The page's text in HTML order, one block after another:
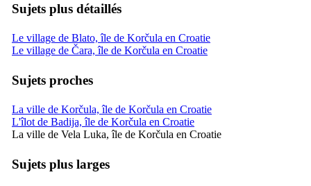
Sujets plus détaillés
Le village de Blato, île de Korčula en Croatie
Le village de Čara, île de Korčula en Croatie
Sujets proches
La ville de Korčula, île de Korčula en Croatie
L'îlot de Badija, île de Korčula en Croatie
La ville de Vela Luka, île de Korčula en Croatie
Sujets plus larges